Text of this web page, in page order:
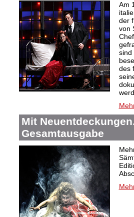
Am
der
von
sind
des
Mit
Gesamtausgabe